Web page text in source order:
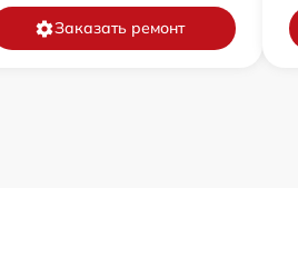
Заказать ремонт